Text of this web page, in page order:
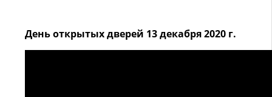
День открытых дверей 13 декабря 2020 г.